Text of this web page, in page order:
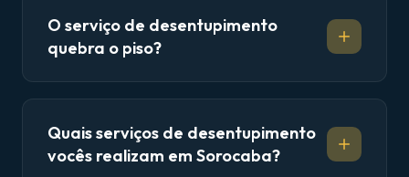
O serviço de desentupimento
quebra o piso?
Quais serviços de desentupimento
vocês realizam em Sorocaba?